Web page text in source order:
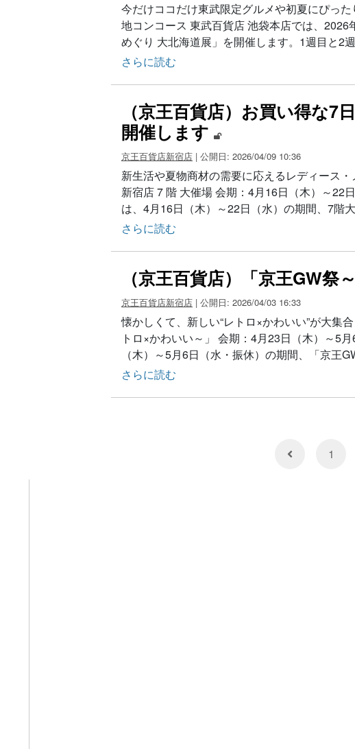
今だけココだけ東武限定グルメや初夏にぴっ
地コンコース 東武百貨店 池袋本店では、
めぐり 大北海道展」を開催します。1週目と2
さらに読む
（京王百貨店）お買い得な7
開催します
京王百貨店新宿店 | 公開日: 2026/04/09 10:36
新生活や夏物商材の需要に応えるレディース
新宿店 7 階 大催場 会期：4月16日（木）～22
は、4月16日（木）～22日（水）の期間、7階
さらに読む
（京王百貨店）「京王GW
京王百貨店新宿店 | 公開日: 2026/04/03 16:33
懐かしくて、新しい“レトロ×かわいい”が大集
トロ×かわいい～」 会期：4月23日（木）～5
（木）～5月6日（水・振休）の期間、「京王
さらに読む
1